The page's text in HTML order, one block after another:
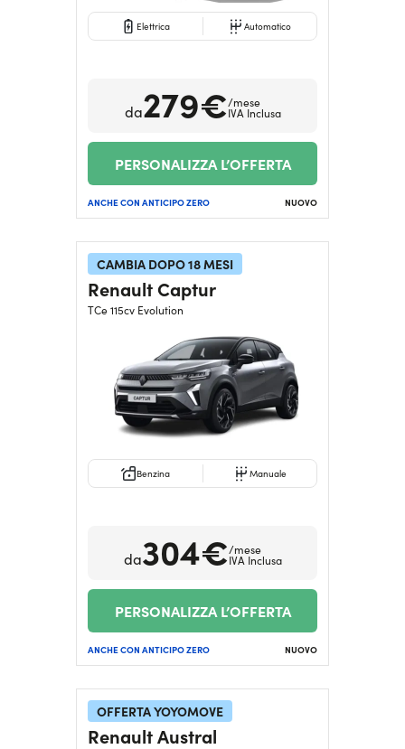
Elettrica Automatico
da279€/mese
IVA Inclusa
PERSONALIZZA L’OFFERTA
ANCHE CON ANTICIPO ZERO NUOVO
CAMBIA DOPO 18 MESI
Renault Captur
TCe 115cv Evolution
Benzina Manuale
da304€/mese
IVA Inclusa
PERSONALIZZA L’OFFERTA
ANCHE CON ANTICIPO ZERO NUOVO
OFFERTA YOYOMOVE
Renault Austral